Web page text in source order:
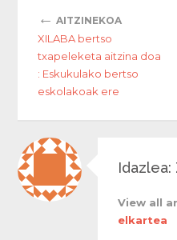
← AITZINEKOA
XILABA bertso
txapeleketa aitzina doa
: Eskukulako bertso
eskolakoak ere
View all
elkartea